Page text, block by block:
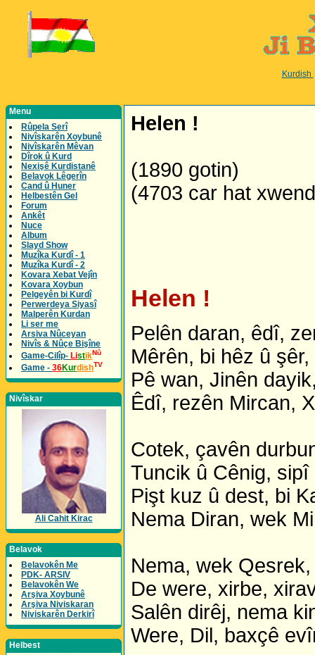
Kurdish
Menu
Rûpela Serî
Nivîskarên Xoybunê
Nivîskarên Mêvan
Dîrok û Kurd
Nexişê Kurdistanê
Belavok Lêgerîn
Cand û Huner
Helbestên Gel
Forum
Ankêt
Nuce
Album
Slayd Show
Muzîka Kurdî - 1
Muzîka Kurdî - 2
Kovara Xebat Vejîn
Kovara Xoybun
Pelgeyên bi Kurdî
Perwerdeya Siyasî
Malperên Kurdan
Li ser me
Arsiva Nûceyan
Nivîs & Nûçe Bişîne
Game-Cilîp- ListikNû
Game - 36KurdishTV
Nivîskar
Ali Cahit Kirac
Belavok
Belavokên Me
PDK- ARSIV
Belavokên We
Arşiva Xoybunê
Arşiva Niviskaran
Niviskarên Derkirî
Helbest
Helen !
(1890 gotin)
(4703 car hat
Helen !
Pelên daran, êdî,
Mêrên, bi hêz û
Pê wan, Jinên
Êdî, rezên Mircan,
Cotek, çavên
Tuncik û Cênig, sipî
Pişt kuz û dest, bi
Nema Diran, wek
Nema, wek
De were, xirbe,
Salên dirêj, nema
Were, Dil, baxçê